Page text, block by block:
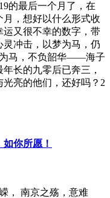
的最后一个月了，在
月，想好以什么形式收
运又很不幸的数字，带
冲击，以梦为马，仍
马，不负韶华——海子
长的九零后已奔三，
亮的他们，还好吗？2
你所愿！
， 南京之殇，意难